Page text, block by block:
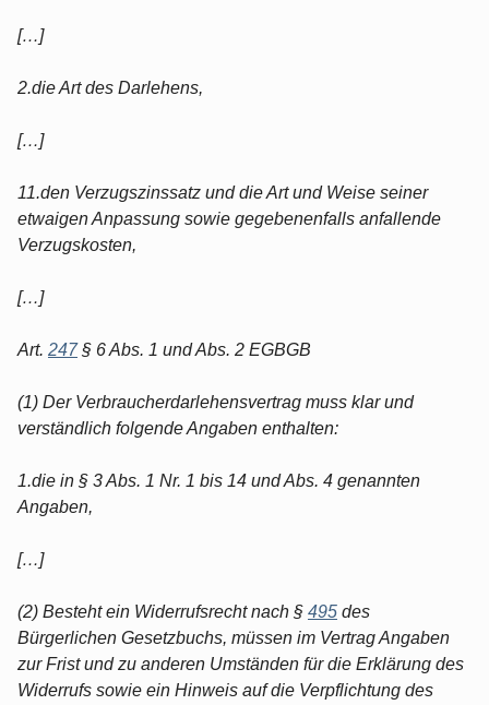
[…]
2.die Art des Darlehens,
[…]
11.den Verzugszinssatz und die Art und Weise seiner
etwaigen Anpassung sowie gegebenenfalls anfallende
Verzugskosten,
[…]
Art. 247§ 6 Abs. 1 und Abs. 2 EGBGB
(1) Der Verbraucherdarlehensvertrag muss klar und
verständlich folgende Angaben enthalten:
1.die in § 3 Abs. 1 Nr. 1 bis 14 und Abs. 4 genannten
Angaben,
[…]
(2) Besteht ein Widerrufsrecht nach § 495 des
Bürgerlichen Gesetzbuchs, müssen im Vertrag Angaben
zur Frist und zu anderen Umständen für die Erklärung des
Widerrufs sowie ein Hinweis auf die Verpflichtung des